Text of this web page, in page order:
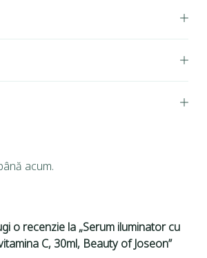
acum.
o recenzie la „Serum iluminator cu
C, 30ml, Beauty of Joseon”